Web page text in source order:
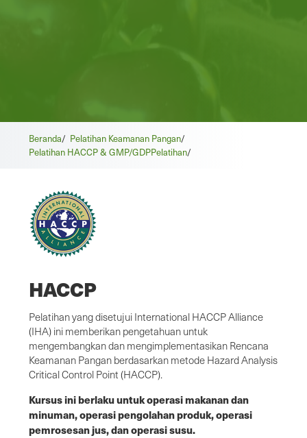
Beranda/ Pelatihan Keamanan Pangan/
Pelatihan HACCP & GMP/GDP
/
Pelatihan
HACCP
Pelatihan yang disetujui International HACCP Alliance
(IHA) ini memberikan pengetahuan untuk
mengembangkan dan mengimplementasikan Rencana
Keamanan Pangan berdasarkan metode Hazard Analysis
Critical Control Point (HACCP).
Kursus ini berlaku untuk operasi makanan dan
minuman, operasi pengolahan produk, operasi
pemrosesan jus, dan operasi susu.